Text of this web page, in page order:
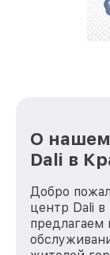
О
Dali в
Добро
центр Dali
предлагаем